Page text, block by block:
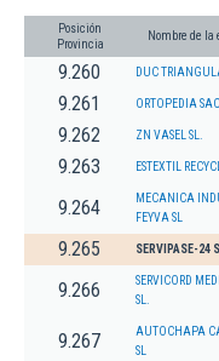
Posición
Provincia
Nombre de la
9.260 DUC
9.261 ORTOPEDIA
9.262 ZN VASEL SL.
9.263 ESTEXTIL
9.264
MECANICA
FEYVA SL
9.265 SERVIPASE-24
9.266
SERVICORD
SL.
9.267
AUTOCHAPA
SL